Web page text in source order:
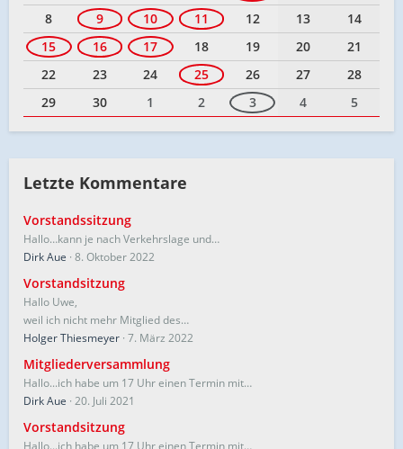
8
9 10 11 12 13
14
15
16 17 18 19 20
21
22
23 24 25 26 27
28
29
30 1 2 3 4 5
Letzte Kommentare
Vorstandssitzung
Hallo…kann je nach Verkehrslage und…
Dirk Aue 8. Oktober 2022
Vorstandsitzung
Hallo Uwe,
weil ich nicht mehr Mitglied des…
Holger Thiesmeyer 7. März 2022
Mitgliederversammlung
Hallo...ich habe um 17 Uhr einen Termin mit…
Dirk Aue 20. Juli 2021
Vorstandsitzung
Hallo...ich habe um 17 Uhr einen Termin mit…